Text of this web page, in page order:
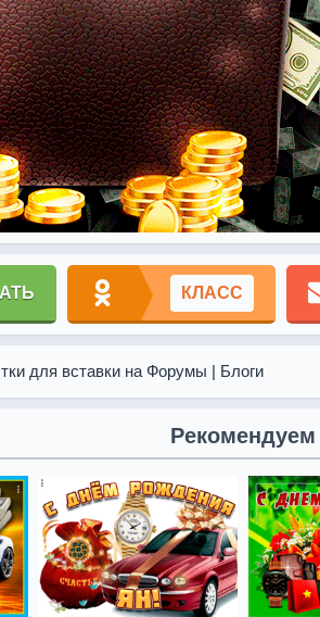
КЛАСС
для вставки на Форумы | Блоги
Рекомендуем